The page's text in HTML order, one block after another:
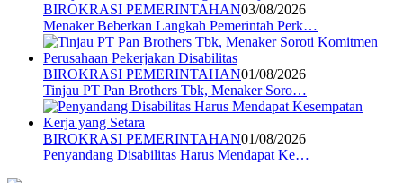
BIROKRASI PEMERINTAHAN03/08/2026
Menaker Beberkan Langkah Pemerintah Perk…
BIROKRASI PEMERINTAHAN01/08/2026
Tinjau PT Pan Brothers Tbk, Menaker Soro…
BIROKRASI PEMERINTAHAN01/08/2026
Penyandang Disabilitas Harus Mendapat Ke…